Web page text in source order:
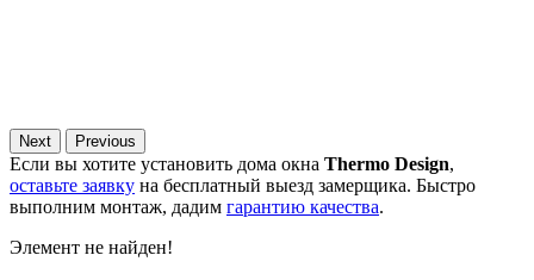
Next Previous
Если вы хотите установить дома окна Thermo Design,
оставьте заявку на бесплатный выезд замерщика. Быстро
выполним монтаж, дадим гарантию качества.
Элемент не найден!